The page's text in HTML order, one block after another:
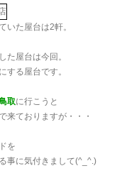
いた屋台は2軒。
た屋台は今回。
する屋台です。
取に行こうと
来ておりますが・・・
を
事に気付きまして(^_^.)